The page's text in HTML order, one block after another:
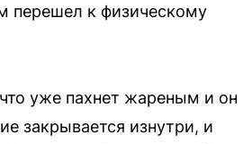
перешел к физическому
уже пахнет жареным и он
закрывается изнутри, и